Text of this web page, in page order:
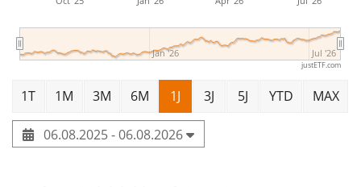
Jan '26 Jul '26
justETF.com
1T 1M 3M 6M 1J 3J 5J YTD MAX
06.08.2025 - 06.08.2026